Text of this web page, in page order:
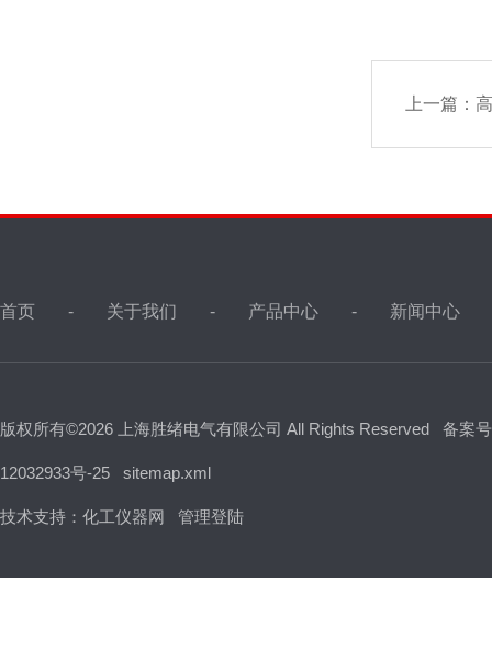
上一篇：
首页 关于我们 产品中心 新闻中心
版权所有©2026 上海胜绪电气有限公司 All Rights Reserved 备案
12032933号-25 sitemap.xml
技术支持： 化工仪器网 管理登陆